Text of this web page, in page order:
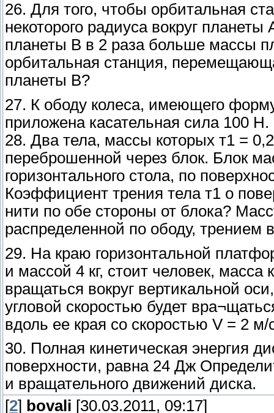
26. Для того, чтобы орбитальная
некоторого радиуса вокруг
планеты В в 2 раза больше массы
орбитальная станция,
планеты В?
27. К ободу колеса, имеющего
приложена касательная сила 100
28. Два тела, массы которых т1 =
переброшенной через блок. Блок
горизонтального стола, по
Коэффициент трения тела т1 о
нити по обе стороны от блока?
распределенной по ободу, трением
29. На краю горизонтальной
и массой 4 кг, стоит человек,
вращаться вокруг вертикальной
угловой скоростью будет
вдоль ее края со скоростью V = 2
30. Полная кинетическая энергия
поверхности, равна 24 Дж
и вращательного движений диска.
[2] bovali [30.03.2011, 09:17]